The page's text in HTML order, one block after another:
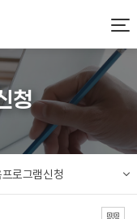
청
로그램신청